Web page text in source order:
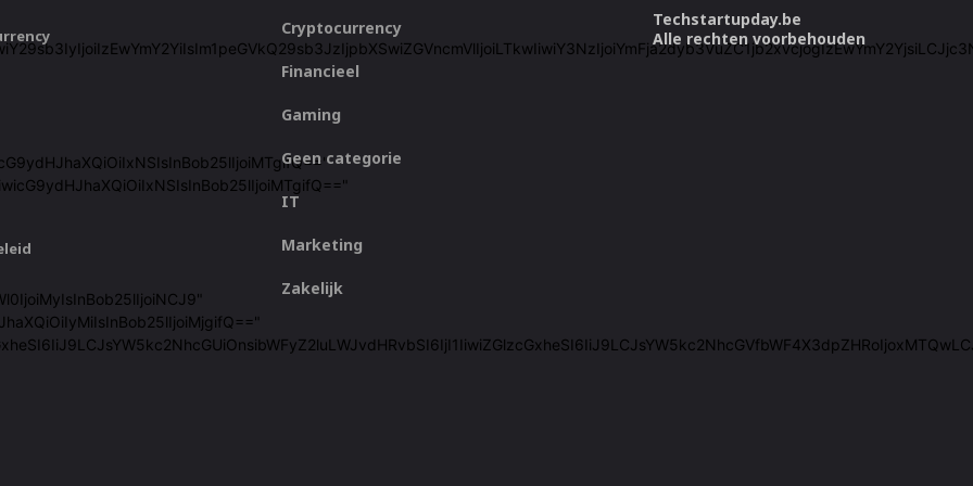
Cryptocurrency
Financieel
Gaming
Geen categorie
IT
Marketing
Zakelijk
Techstartupday.be
Alle rechten voorbehouden